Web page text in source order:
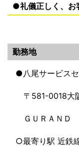
●礼儀正しく、お
勤務地
●八尾サービス
〒581-0018大
ＧＵＲＡＮＤ
○最寄り駅 近鉄